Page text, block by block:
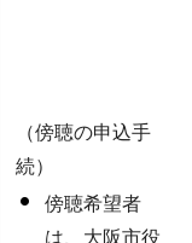
（傍聴の申込手
続）
傍聴希望者
は、大阪市役